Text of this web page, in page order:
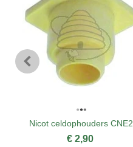
Nicot celdophouders CNE2
€ 2,90